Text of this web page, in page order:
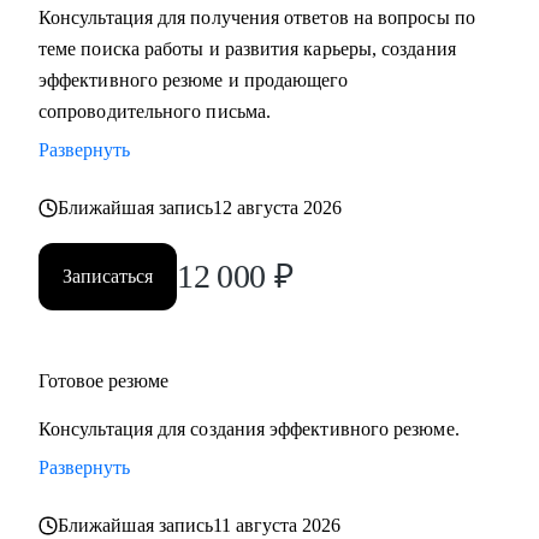
С чем помогу:
• Разработать карьерную стратегию и план перехода в IT из
других сфер.
• Определить, какие из имеющихся навыков можно
смены вектора.
• Правильно преподнести текущий опыт как в резюме, так
и в самопрезентации на интервью.
• Разобраться в рынке IT и его трендах.
Кому могу помочь:
в направлениях: Разработка, Тестирование, Техническая
поддержка, Прикладное и системное администрирование,
Системная аналитика
Консультация для получения ответов на вопросы по
теме поиска работы и развития карьеры, создания
эффективного резюме и продающего
сопроводительного письма.
Развернуть
Ближайшая запись12 августа 2026
Записаться 12 000 ₽
Готовое резюме
Консультация для создания эффективного резюме.
Развернуть
Ближайшая запись11 августа 2026